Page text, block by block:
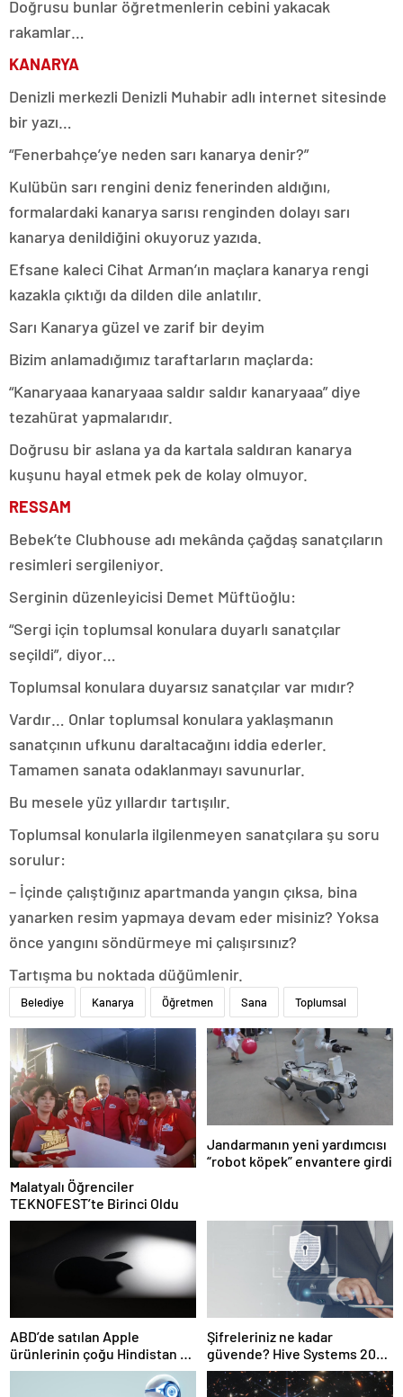
Doğrusu bunlar öğretmenlerin cebini yakacak
rakamlar…
KANARYA
Denizli merkezli Denizli Muhabir adlı internet sitesinde
bir yazı…
“Fenerbahçe’ye neden sarı kanarya denir?”
Kulübün sarı rengini deniz fenerinden aldığını,
formalardaki kanarya sarısı renginden dolayı sarı
kanarya denildiğini okuyoruz yazıda.
Efsane kaleci Cihat Arman’ın maçlara kanarya rengi
kazakla çıktığı da dilden dile anlatılır.
Sarı Kanarya güzel ve zarif bir deyim
Bizim anlamadığımız taraftarların maçlarda:
“Kanaryaaa kanaryaaa saldır saldır kanaryaaa” diye
tezahürat yapmalarıdır.
Doğrusu bir aslana ya da kartala saldıran kanarya
kuşunu hayal etmek pek de kolay olmuyor.
RESSAM
Bebek’te Clubhouse adı mekânda çağdaş sanatçıların
resimleri sergileniyor.
Serginin düzenleyicisi Demet Müftüoğlu:
“Sergi için toplumsal konulara duyarlı sanatçılar
seçildi”, diyor…
Toplumsal konulara duyarsız sanatçılar var mıdır?
Vardır… Onlar toplumsal konulara yaklaşmanın
sanatçının ufkunu daraltacağını iddia ederler.
Tamamen sanata odaklanmayı savunurlar.
Bu mesele yüz yıllardır tartışılır.
Toplumsal konularla ilgilenmeyen sanatçılara şu soru
sorulur:
– İçinde çalıştığınız apartmanda yangın çıksa, bina
yanarken resim yapmaya devam eder misiniz? Yoksa
önce yangını söndürmeye mi çalışırsınız?
Tartışma bu noktada düğümlenir.
Belediye Kanarya Öğretmen Sana Toplumsal
Malatyalı Öğrenciler
TEKNOFEST’te Birinci Oldu
Jandarmanın yeni yardımcısı
“robot köpek” envantere girdi
ABD’de satılan Apple
ürünlerinin çoğu Hindistan ve
Vietnam’dan gelecek
Şifreleriniz ne kadar
güvende? Hive Systems 2025
şifre tablosu hackerların
hızını gözler önüne seriyor